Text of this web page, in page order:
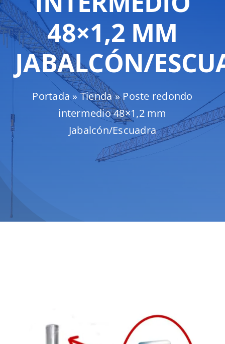
Mallas
Noticias
Contacto
48×1,2 MM
JABALCÓN/
Portada»Tienda»Poste redondo
intermedio 48×1,2 mm
Jabalcón/Escuadra